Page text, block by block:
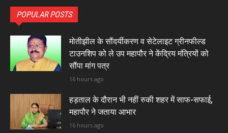
POPULAR POSTS
मोतीझील के सौंदर्यीकरण व सेटेलाइट ग्रीनफील्ड
टाउनशिप को ले उप महापौर ने केंद्रिय मंत्रियों को
सौंपा मांग पत्र
16 hours ago
हड़ताल के दौरान भी नहीं रुकी शहर में साफ-सफाई,
महापौर ने जताया आभार
16 hours ago